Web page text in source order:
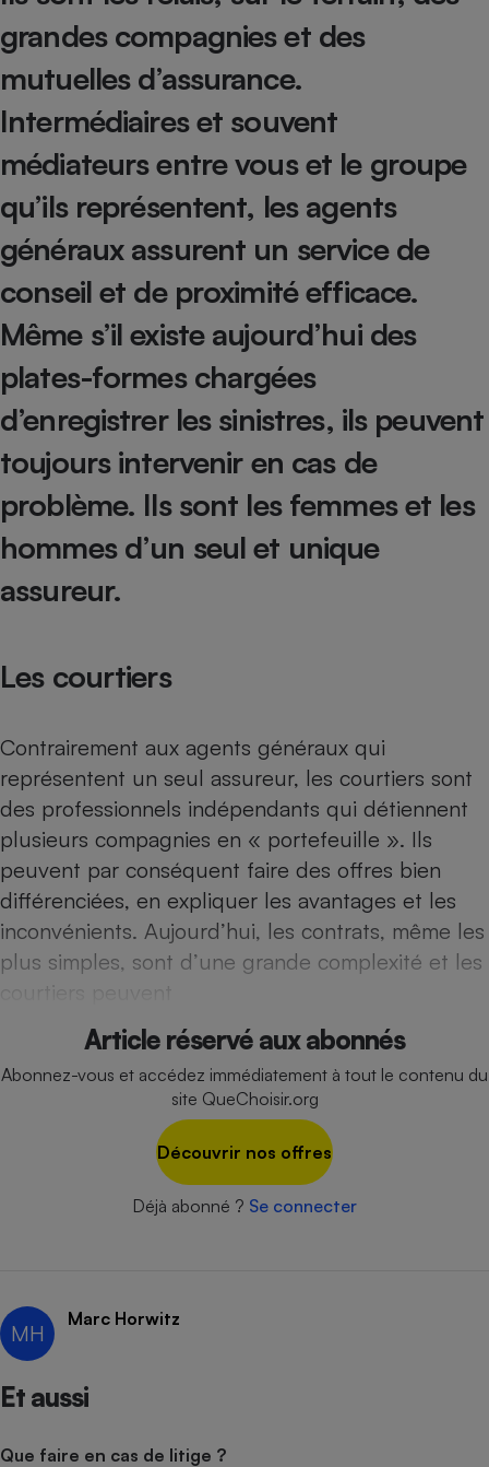
grandes compagnies et des
mutuelles d’assurance.
Intermédiaires et souvent
médiateurs entre vous et le groupe
qu’ils représentent, les agents
généraux assurent un service de
conseil et de proximité efficace.
Même s’il existe aujourd’hui des
plates-formes chargées
d’enregistrer les sinistres, ils peuvent
toujours intervenir en cas de
problème. Ils sont les femmes et les
hommes d’un seul et unique
assureur.
Les courtiers
Contrairement aux agents généraux qui
représentent un seul assureur, les courtiers sont
des professionnels indépendants qui détiennent
plusieurs compagnies en « portefeuille ». Ils
peuvent par conséquent faire des offres bien
différenciées, en expliquer les avantages et les
inconvénients. Aujourd’hui, les contrats, même les
plus simples, sont d’une grande complexité et les
Article réservé aux abonnés
Abonnez-vous et accédez immédiatement à tout le contenu du
site QueChoisir.org
Découvrir nos offres
Déjà abonné ? Se connecter
MH
Marc Horwitz
Et aussi
Que faire en cas de litige ?
Complément
bouteille
Banque
Petit électroménager -
Lave-linge
Plaque de cuisson à
induction
Climatiseur -
Ventilateur
Téléviseur
Téléphone mobile -
Smartphone
Antivirus
Matelas
Radiateur électrique
Antimoustique